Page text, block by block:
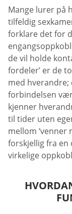
Mange lurer på
tilfeldig
forklare det for
de vil holde
fordeler’ er de
med hverandre;
forbindelsen
kjenner
til tider uten
mellom ‘venner
forskjellig fra
virkelige